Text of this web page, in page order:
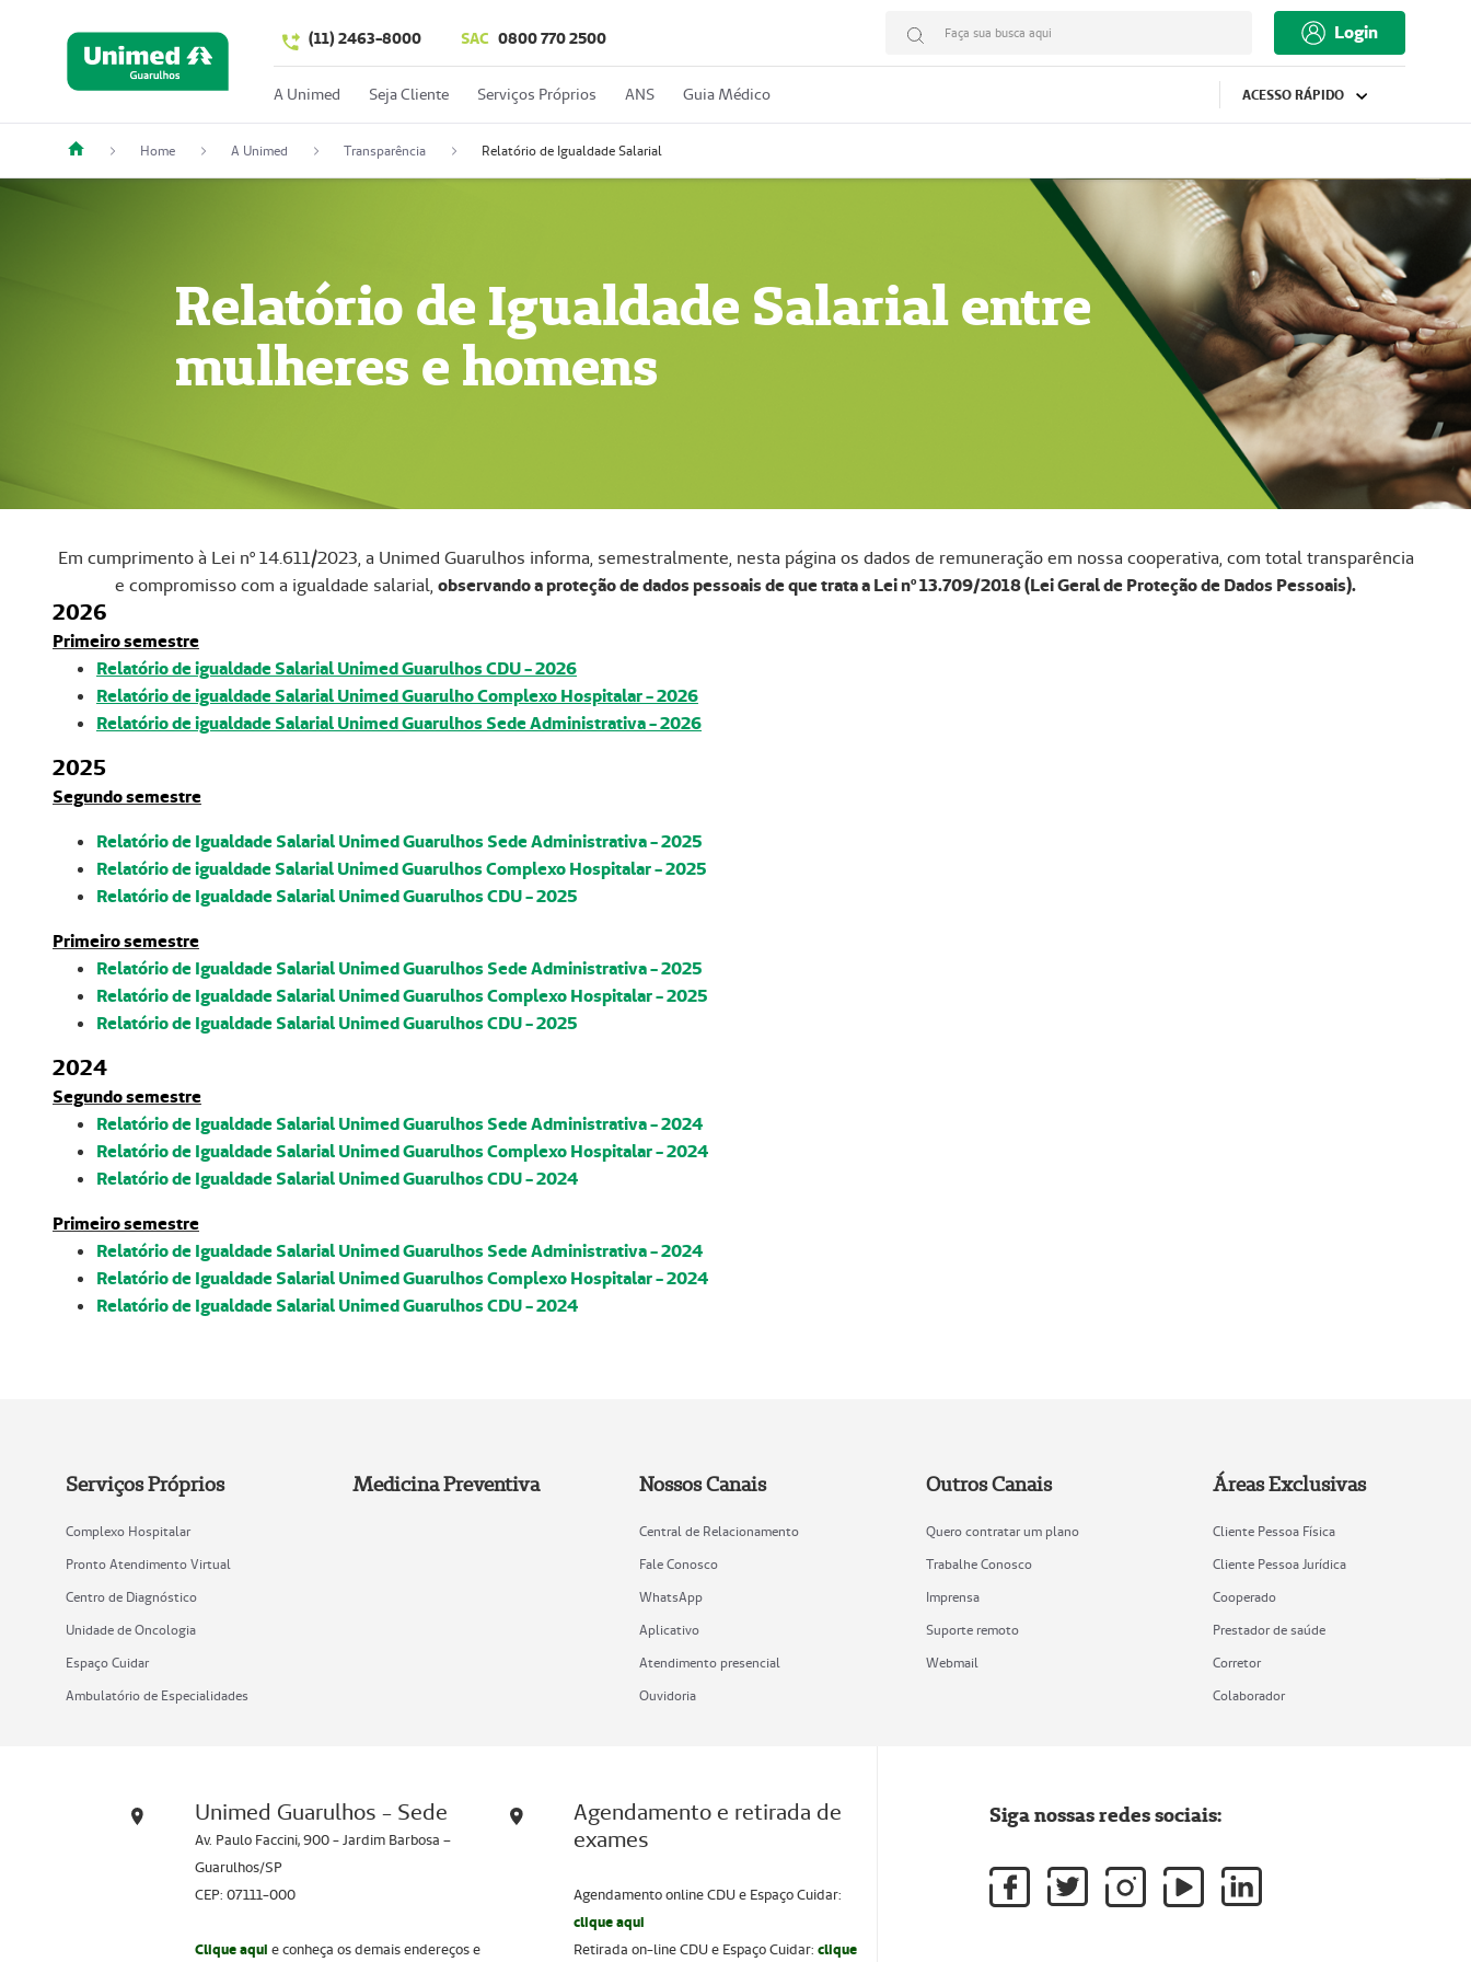
(11) 2463-8000 SAC 0800 770 2500 Faça sua busca aqui Login
A Unimed Seja Cliente Serviços Próprios ANS Guia Médico ACESSO RÁPIDO
Home A Unimed Transparência Relatório de Igualdade Salarial
Relatório de Igualdade Salarial entre
mulheres e homens
Em cumprimento à Lei nº 14.611/2023, a Unimed Guarulhos informa, semestralmente, nesta página os dados de remuneração em nossa cooperativa, com total transparência
e compromisso com a igualdade salarial, observando a proteção de dados pessoais de que trata a Lei nº 13.709/2018 (Lei Geral de Proteção de Dados Pessoais).
2026
Primeiro semestre
Relatório de igualdade Salarial Unimed Guarulhos CDU - 2026
Relatório de igualdade Salarial Unimed Guarulho Complexo Hospitalar - 2026
Relatório de igualdade Salarial Unimed Guarulhos Sede Administrativa - 2026
2025
Segundo semestre
Relatório de Igualdade Salarial Unimed Guarulhos Sede Administrativa - 2025
Relatório de igualdade Salarial Unimed Guarulhos Complexo Hospitalar - 2025
Relatório de Igualdade Salarial Unimed Guarulhos CDU - 2025
Primeiro semestre
Relatório de Igualdade Salarial Unimed Guarulhos Sede Administrativa - 2025
Relatório de Igualdade Salarial Unimed Guarulhos Complexo Hospitalar - 2025
Relatório de Igualdade Salarial Unimed Guarulhos CDU - 2025
2024
Segundo semestre
Relatório de Igualdade Salarial Unimed Guarulhos Sede Administrativa - 2024
Relatório de Igualdade Salarial Unimed Guarulhos Complexo Hospitalar - 2024
Relatório de Igualdade Salarial Unimed Guarulhos CDU - 2024
Primeiro semestre
Relatório de Igualdade Salarial Unimed Guarulhos Sede Administrativa - 2024
Relatório de Igualdade Salarial Unimed Guarulhos Complexo Hospitalar - 2024
Relatório de Igualdade Salarial Unimed Guarulhos CDU - 2024
Serviços Próprios
Complexo Hospitalar
Pronto Atendimento Virtual
Centro de Diagnóstico
Unidade de Oncologia
Espaço Cuidar
Ambulatório de Especialidades
Medicina Preventiva Nossos Canais
Central de Relacionamento
Fale Conosco
WhatsApp
Aplicativo
Atendimento presencial
Ouvidoria
Outros Canais
Quero contratar um plano
Trabalhe Conosco
Imprensa
Suporte remoto
Webmail
Áreas Exclusivas
Cliente Pessoa Física
Cliente Pessoa Jurídica
Cooperado
Prestador de saúde
Corretor
Colaborador
Unimed Guarulhos - Sede
Av. Paulo Faccini, 900 - Jardim Barbosa –
Guarulhos/SP
CEP: 07111-000
Clique aqui e conheça os demais endereços e
Agendamento e retirada de
exames
Agendamento online CDU e Espaço Cuidar:
clique aqui
Retirada on-line CDU e Espaço Cuidar:clique
Siga nossas redes sociais: